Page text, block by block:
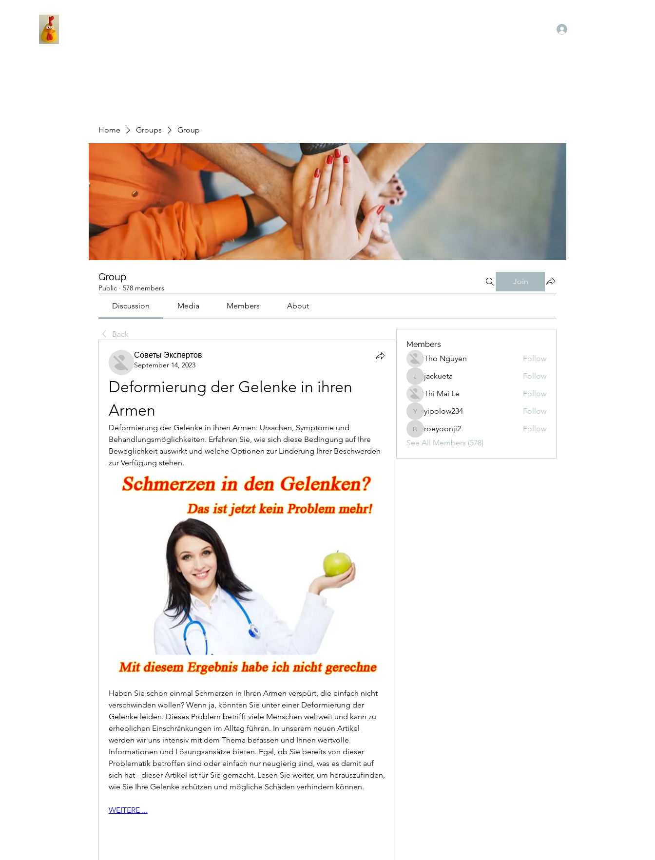
Home Groups Group
Group
Public · 578 members
Join
Discussion Media Members About
Back
Советы Экспертов
September 14, 2023
Deformierung der Gelenke in ihren
Armen
Deformierung der Gelenke in ihren Armen: Ursachen, Symptome und
Behandlungsmöglichkeiten. Erfahren Sie, wie sich diese Bedingung auf Ihre
Beweglichkeit auswirkt und welche Optionen zur Linderung Ihrer Beschwerden
zur Verfügung stehen.
Haben Sie schon einmal Schmerzen in Ihren Armen verspürt, die einfach nicht
verschwinden wollen? Wenn ja, könnten Sie unter einer Deformierung der
Gelenke leiden. Dieses Problem betrifft viele Menschen weltweit und kann zu
erheblichen Einschränkungen im Alltag führen. In unserem neuen Artikel
werden wir uns intensiv mit dem Thema befassen und Ihnen wertvolle
Informationen und Lösungsansätze bieten. Egal, ob Sie bereits von dieser
Problematik betroffen sind oder einfach nur neugierig sind, was es damit auf
sich hat - dieser Artikel ist für Sie gemacht. Lesen Sie weiter, um herauszufinden,
wie Sie Ihre Gelenke schützen und mögliche Schäden verhindern können.
WEITERE ...
Members
Tho Nguyen
Follow
jackueta
jackueta
Follow
Thi Mai Le
Follow
yipolow234
yipolow234 Follow
roeyoonji2
roeyoonji2
Follow
See All Members (578)